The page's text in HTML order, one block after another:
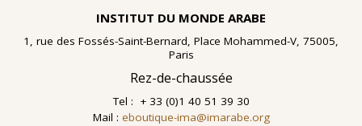
INSTITUT DU MONDE ARABE
1, rue des Fossés-Saint-Bernard, Place Mohammed-V, 75005,
Paris
Rez-de-chaussée
Tel : + 33 (0)1 40 51 39 30
Mail : eboutique-ima@imarabe.org